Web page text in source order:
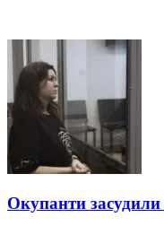
Окупанти